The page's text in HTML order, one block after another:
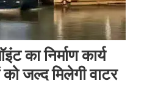
का निर्माण कार्य
जल्द मिलेगी वाटर